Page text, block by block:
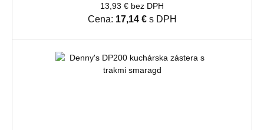
13,93 € bez DPH
Cena: 17,14 €s DPH